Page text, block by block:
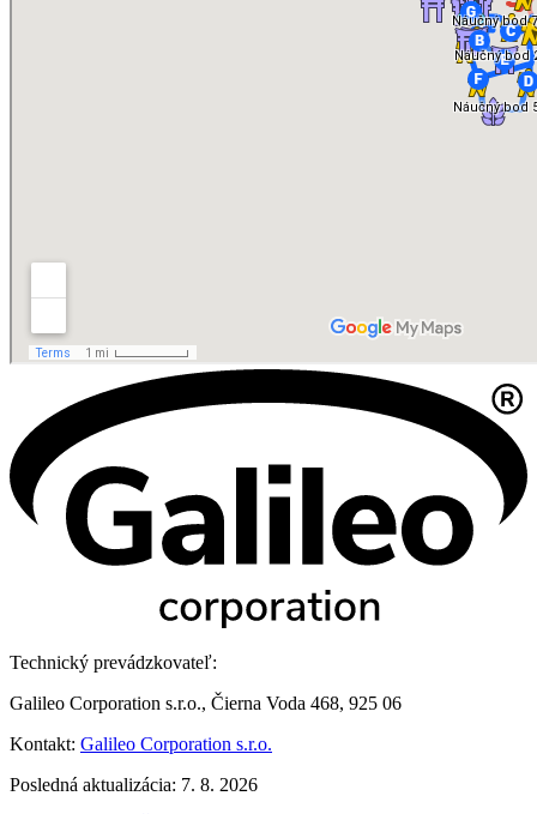
Technický prevádzkovateľ:
Galileo Corporation s.r.o., Čierna Voda 468, 925 06
Kontakt: Galileo Corporation s.r.o.
Posledná aktualizácia: 7. 8. 2026